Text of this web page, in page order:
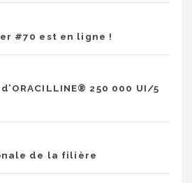
#70 est en ligne !
250 000 UI/5
de la filière